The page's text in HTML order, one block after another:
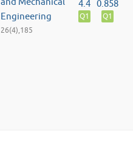
Engineering
26(4),185
4.4
Q1
0.858
Q1